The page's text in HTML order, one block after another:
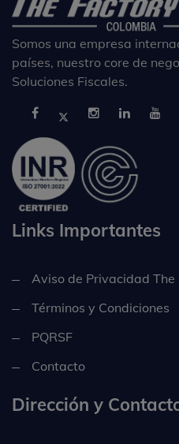
Somos una empresa
países, nuestro core de
Soluciones Fiscales.
Links Importantes
Aviso de Privacidad The
Términos y Condiciones
PQRSF
Contacto
Dirección y